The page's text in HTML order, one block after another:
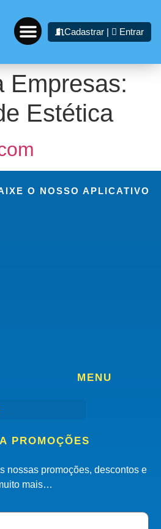
Cadastrar | Entrar
Empresas:
Estética
O NOSSO APLICATIVO
MENU
PROMOÇÕES
nossas promoções, descontos e
mais…